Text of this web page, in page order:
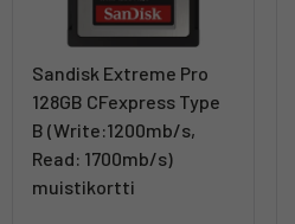
Sandisk Extreme Pro
128GB CFexpress Type
B (Write:1200mb/s,
Read: 1700mb/s)
muistikortti